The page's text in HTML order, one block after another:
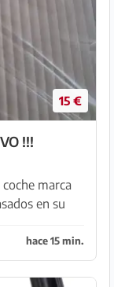
15 €
!!!
marca
en su
hace 15 min.